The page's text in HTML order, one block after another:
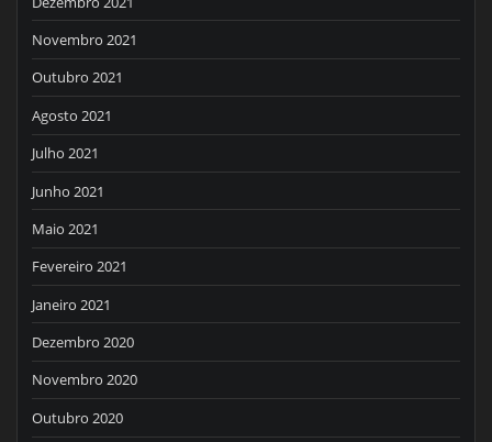
Novembro 2021
Outubro 2021
Agosto 2021
Julho 2021
Junho 2021
Maio 2021
Fevereiro 2021
Janeiro 2021
Dezembro 2020
Novembro 2020
Outubro 2020